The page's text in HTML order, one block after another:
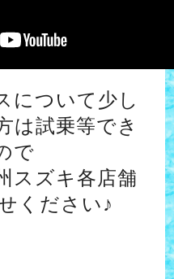
について少し
は試乗等でき
で
スズキ各店舗
ください♪